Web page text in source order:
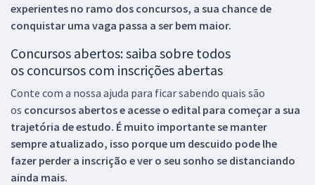
experientes no ramo dos concursos, a sua chance de
conquistar uma vaga passa a ser bem maior.
Concursos abertos: saiba sobre todos
os concursos com inscrições abertas
Conte com a nossa ajuda para ficar sabendo quais são
os concursos abertos e acesse o edital para começar a sua
trajetória de estudo. É muito importante se manter
sempre atualizado, isso porque um descuido pode lhe
fazer perder a inscrição e ver o seu sonho se distanciando
ainda mais.